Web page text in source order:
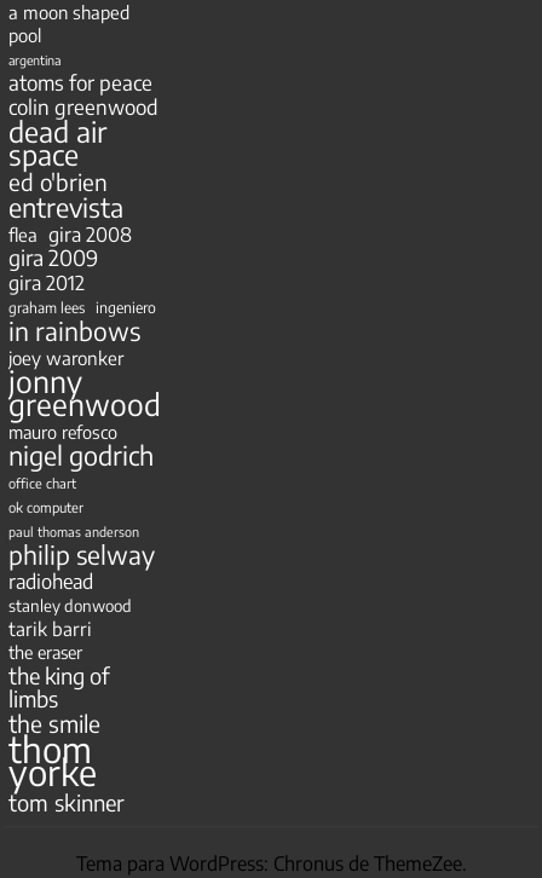
a moon shaped
pool
argentina
atoms for peace
colin greenwood
dead air
space
ed o'brien
entrevista
flea gira 2008
gira 2009
gira 2012
graham lees ingeniero
in rainbows
joey waronker
jonny
greenwood
mauro refosco
nigel godrich
office chart
ok computer
paul thomas anderson
philip selway
radiohead
stanley donwood
tarik barri
the eraser
the king of
limbs
the smile
thom
yorke
tom skinner
Tema para WordPress: Chronus de ThemeZee.